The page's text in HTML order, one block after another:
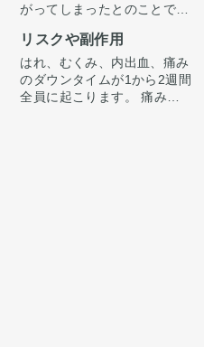
がってしまったとのことで来
また左鼻孔の傷のひきつれも
あり、全体的にコンパクトに
したいとのご希望がありまし
た。
リスクや副作用
はれ、むくみ、内出血、痛み
のダウンタイムが1から2週間
全員に起こります。 痛みは3